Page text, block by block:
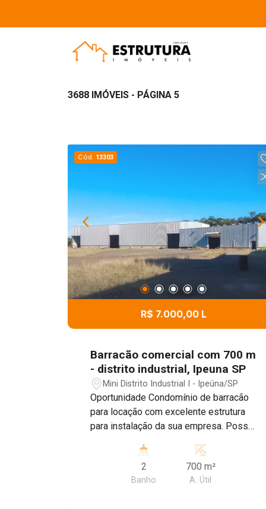
3688 IMÓVEIS - PÁGINA 5
Cód. 13303
R$ 7.000,00 L
Barracão comercial com 700 m
- distrito industrial, Ipeuna SP
Mini Distrito Industrial I - Ipeúna/SP
Oportunidade Condomínio de barracão
para locação com excelente estrutura
para instalação da sua empresa. Possui
caminhões, facilitando operações de
carga e descarga, além de espaço para
estacionamento de veículos grandes,
2
Banho
700 m²
A. Útil